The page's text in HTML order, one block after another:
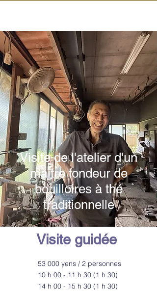
Visite de l'atelier d'un
maître fondeur de
bouilloires à thé
traditionnelle
Visite guidée
53 000 yens / 2 personnes
10 h 00 - 11 h 30 (1 h 30)
14 h 00 - 15 h 30 (1 h 30)